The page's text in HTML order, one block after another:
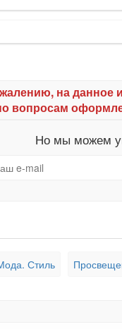
на данное
вопросам
Но мы можем
Стиль